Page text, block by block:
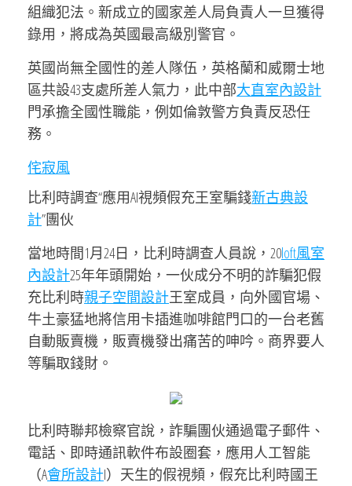
組織犯法。新成立的國家差人局負責人一旦獲得
錄用，將成為英國最高級別警官。
英國尚無全國性的差人隊伍，英格蘭和威爾士地
區共設43支處所差人氣力，此中部大直室內設計
門承擔全國性職能，例如倫敦警方負責反恐任
務。
侘寂風
比利時調查“應用AI視頻假充王室騙錢新古典設
計”團伙
當地時間1月24日，比利時調查人員說，20loft風室
內設計25年年頭開始，一伙成分不明的詐騙犯假
充比利時親子空間設計王室成員，向外國官場、
牛土豪猛地將信用卡插進咖啡館門口的一台老舊
自動販賣機，販賣機發出痛苦的呻吟。商界要人
等騙取錢財。
比利時聯邦檢察官說，詐騙團伙通過電子郵件、
電話、即時通訊軟件布設圈套，應用人工智能
（A會所設計I）天生的假視頻，假充比利時國王